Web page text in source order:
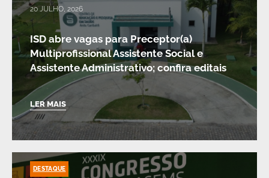
20 JULHO, 2026
ISD abre vagas para Preceptor(a)
Multiprofissional Assistente Social e
Assistente Administrativo; confira editais
LER MAIS
DESTAQUE